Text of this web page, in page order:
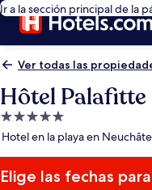
Ir a la sección principal de la
Ver todas las
Hôtel Palafitte
Propiedad
de
estrellas
Hotel en la playa en
Elige las fechas